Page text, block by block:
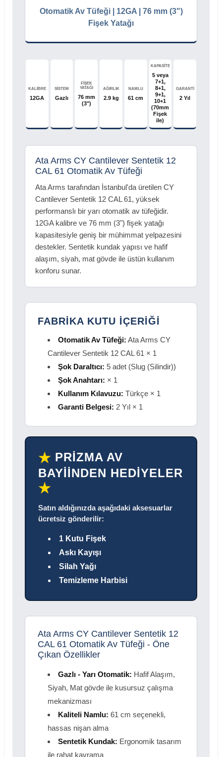
Otomatik Av Tüfeği | 12GA | 76 mm (3")
Fişek Yatağı
KALİBRE
12GA
SİSTEM
Gazlı
FİŞEK
YATAĞI
76 mm
(3")
AĞIRLIK
2.9 kg
NAMLU
61 cm
KAPASİTE
5 veya
7+1,
8+1,
9+1,
10+1
(70mm
Fişek
ile)
GARANTİ
2 Yıl
Ata Arms CY Cantilever Sentetik 12
CAL 61 Otomatik Av Tüfeği
Ata Arms tarafından İstanbul'da üretilen CY
Cantilever Sentetik 12 CAL 61, yüksek
performanslı bir yarı otomatik av tüfeğidir.
12GA kalibre ve 76 mm (3") fişek yatağı
kapasitesiyle geniş bir mühimmat yelpazesini
destekler. Sentetik kundak yapısı ve hafif
alaşım, siyah, mat gövde ile üstün kullanım
konforu sunar.
FABRİKA KUTU İÇERİĞİ
Otomatik Av Tüfeği: Ata Arms CY
Cantilever Sentetik 12 CAL 61 × 1
Şok Daraltıcı: 5 adet (Slug (Silindir))
Şok Anahtarı: × 1
Kullanım Kılavuzu: Türkçe × 1
Garanti Belgesi: 2 Yıl × 1
★ PRİZMA AV
BAYİİNDEN HEDİYELER
★
Satın aldığınızda aşağıdaki aksesuarlar
ücretsiz gönderilir:
1 Kutu Fişek
Askı Kayışı
Silah Yağı
Temizleme Harbisi
Ata Arms CY Cantilever Sentetik 12
CAL 61 Otomatik Av Tüfeği - Öne
Çıkan Özellikler
Gazlı - Yarı Otomatik: Hafif Alaşım,
Siyah, Mat gövde ile kusursuz çalışma
mekanizması
Kaliteli Namlu: 61 cm seçenekli,
hassas nişan alma
Sentetik Kundak: Ergonomik tasarım
ile rahat kavrama